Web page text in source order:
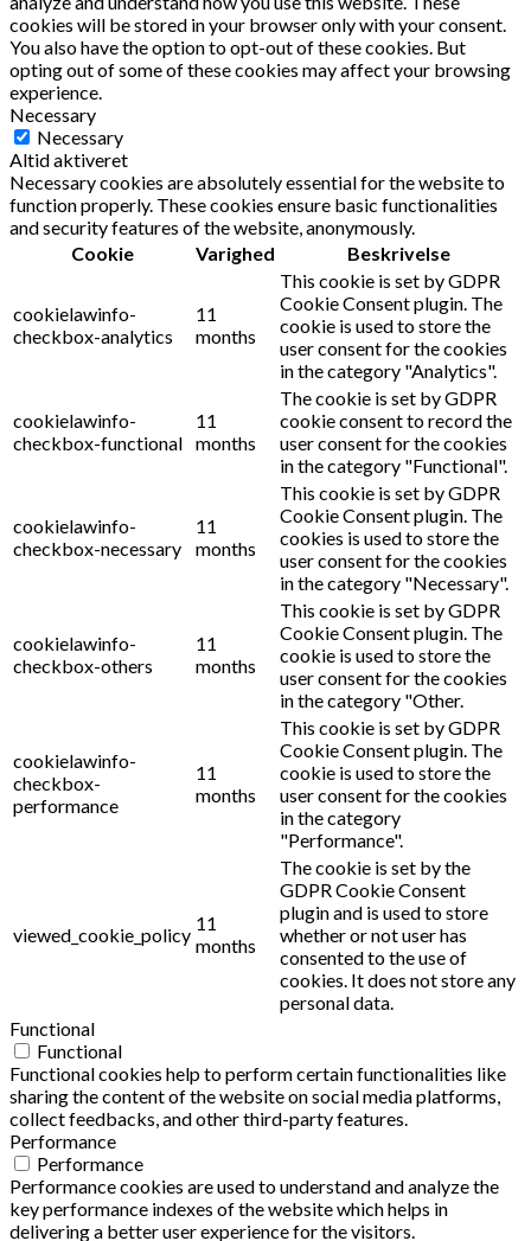
cookies will be stored in your browser only with your consent.
You also have the option to opt-out of these cookies. But
opting out of some of these cookies may affect your browsing
experience.
Necessary
Necessary
Altid aktiveret
Necessary cookies are absolutely essential for the website to
function properly. These cookies ensure basic functionalities
and security features of the website, anonymously.
Cookie
Varighed Beskrivelse
cookielawinfo-
checkbox-analytics
11
months
This cookie is set by GDPR
Cookie Consent plugin. The
cookie is used to store the
user consent for the cookies
in the category "Analytics".
cookielawinfo-
checkbox-functional
11
months
The cookie is set by GDPR
cookie consent to record the
user consent for the cookies
in the category "Functional".
cookielawinfo-
checkbox-necessary
11
months
This cookie is set by GDPR
Cookie Consent plugin. The
cookies is used to store the
user consent for the cookies
in the category "Necessary".
cookielawinfo-
checkbox-others
11
months
This cookie is set by GDPR
Cookie Consent plugin. The
cookie is used to store the
user consent for the cookies
in the category "Other.
cookielawinfo-
checkbox-
performance
11
months
This cookie is set by GDPR
Cookie Consent plugin. The
cookie is used to store the
user consent for the cookies
in the category
"Performance".
viewed_cookie_policy
11
months
The cookie is set by the
GDPR Cookie Consent
plugin and is used to store
whether or not user has
consented to the use of
cookies. It does not store any
personal data.
Functional
Functional
Functional cookies help to perform certain functionalities like
sharing the content of the website on social media platforms,
collect feedbacks, and other third-party features.
Performance
Performance
Performance cookies are used to understand and analyze the
key performance indexes of the website which helps in
delivering a better user experience for the visitors.